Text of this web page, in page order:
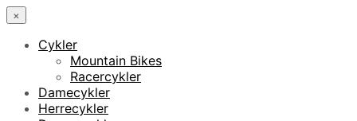
×
Cykler
Mountain Bikes
Racercykler
Damecykler
Herrecykler